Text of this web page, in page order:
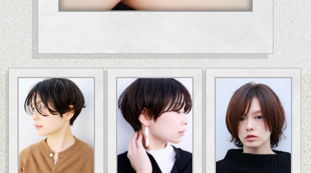
ハンサムショート／ヘッドスパ／伸びても目立たないヘアカラー/ハイラ